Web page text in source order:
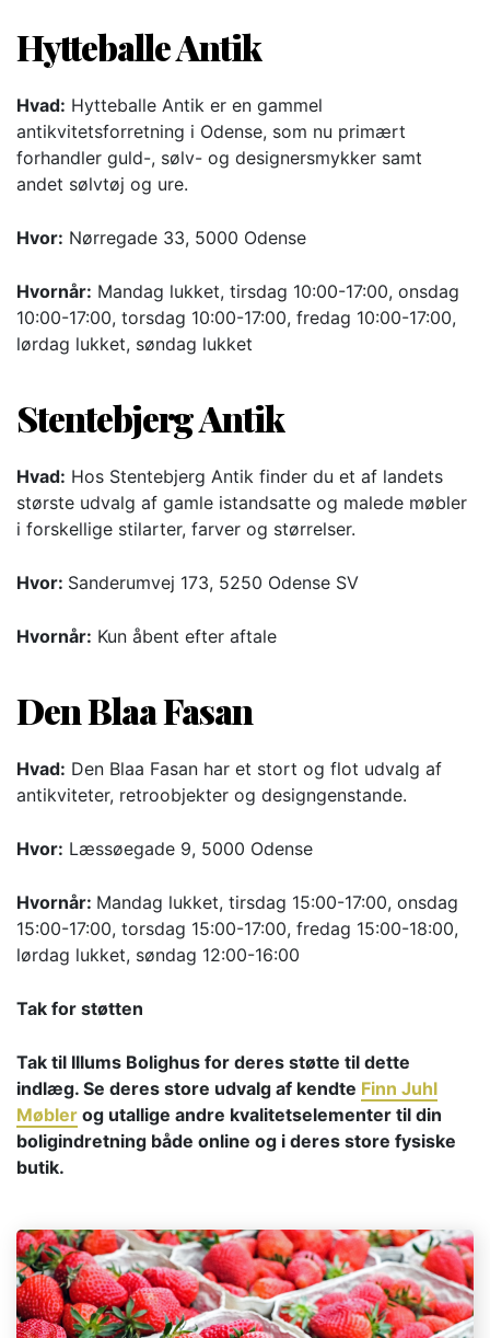
Hytteballe Antik
Hvad: Hytteballe Antik er en gammel
antikvitetsforretning i Odense, som nu primært
forhandler guld-, sølv- og designersmykker samt
andet sølvtøj og ure.
Hvor: Nørregade 33, 5000 Odense
Hvornår: Mandag lukket, tirsdag 10:00-17:00, onsdag
10:00-17:00, torsdag 10:00-17:00, fredag 10:00-17:00,
lørdag lukket, søndag lukket
Stentebjerg Antik
Hvad: Hos Stentebjerg Antik finder du et af landets
største udvalg af gamle istandsatte og malede møbler
i forskellige stilarter, farver og størrelser.
Hvor: Sanderumvej 173, 5250 Odense SV
Hvornår: Kun åbent efter aftale
Den Blaa Fasan
Hvad: Den Blaa Fasan har et stort og flot udvalg af
antikviteter, retroobjekter og designgenstande.
Hvor: Læssøegade 9, 5000 Odense
Hvornår: Mandag lukket, tirsdag 15:00-17:00, onsdag
15:00-17:00, torsdag 15:00-17:00, fredag 15:00-18:00,
lørdag lukket, søndag 12:00-16:00
Tak for støtten
Tak til Illums Bolighus for deres støtte til dette
indlæg. Se deres store udvalg af kendte Finn Juhl
Møbler og utallige andre kvalitetselementer til din
boligindretning både online og i deres store fysiske
butik.